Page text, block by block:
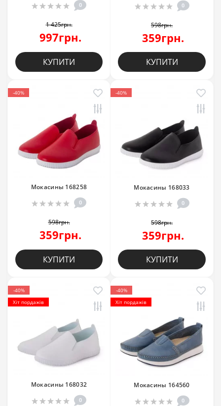
0
1 425грн.
997грн.
КУПИТИ
0
598грн.
359грн.
КУПИТИ
-40%
Мокасины 168258
0
598грн.
359грн.
КУПИТИ
-40%
Мокасины 168033
0
598грн.
359грн.
КУПИТИ
-40%
Хіт пордажів
Мокасины 168032
0
-40%
Хіт пордажів
Мокасины 164560
0